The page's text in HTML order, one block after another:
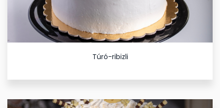
Túró-ribizli